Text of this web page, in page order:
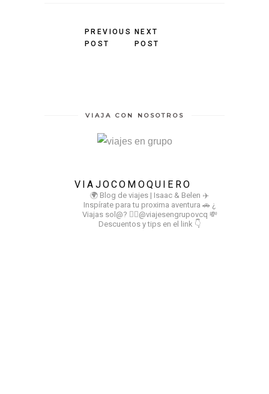
PREVIOUS
POST
NEXT
POST
VIAJA CON NOSOTROS
VIAJOCOMOQUIERO
🌍 Blog de viajes | Isaac & Belen ✈️
Inspírate para tu proxima aventura 🚗 ¿
Viajas sol@? 👉🏻@viajesengrupovcq 💸
Descuentos y tips en el link 👇